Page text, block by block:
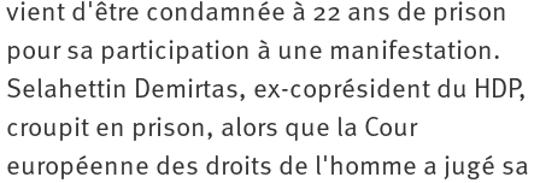
vient d'être condamnée à 22 ans de prison
pour sa participation à une manifestation.
Selahettin Demirtas, ex-coprésident du HDP,
croupit en prison, alors que la Cour
européenne des droits de l'homme a jugé sa